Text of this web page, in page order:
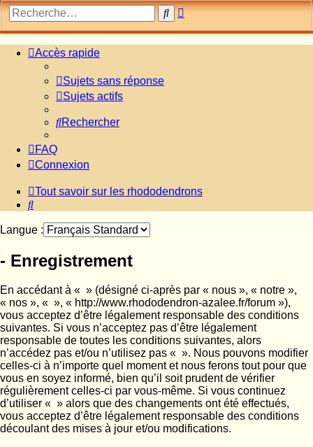
Rechercher
Recherche
Accès rapide
Sujets sans réponse
Sujets actifs
Rechercher
FAQ
Connexion
Tout savoir sur les rhododendrons
Rechercher
Langue :
- Enregistrement
En accédant à « » (désigné ci-après par « nous », « notre »,
« nos », « », « http://www.rhododendron-azalee.fr/forum »),
vous acceptez d’être légalement responsable des conditions
suivantes. Si vous n’acceptez pas d’être légalement
responsable de toutes les conditions suivantes, alors
n’accédez pas et/ou n’utilisez pas « ». Nous pouvons modifier
celles-ci à n’importe quel moment et nous ferons tout pour que
vous en soyez informé, bien qu’il soit prudent de vérifier
régulièrement celles-ci par vous-même. Si vous continuez
d’utiliser « » alors que des changements ont été effectués,
vous acceptez d’être légalement responsable des conditions
découlant des mises à jour et/ou modifications.